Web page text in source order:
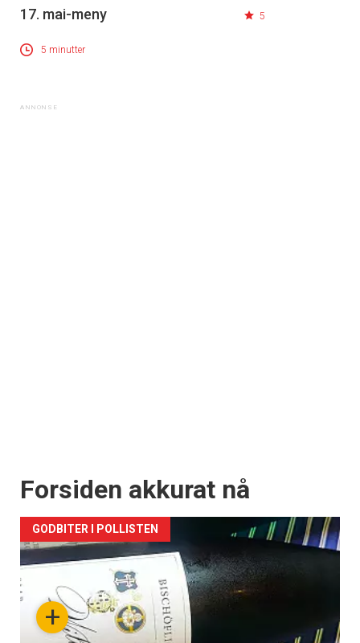
17. mai-meny 5
5 minutter
Forsiden akkurat nå
+
GODBITER I POLLISTEN